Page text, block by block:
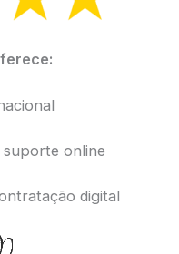
suporte online
digital